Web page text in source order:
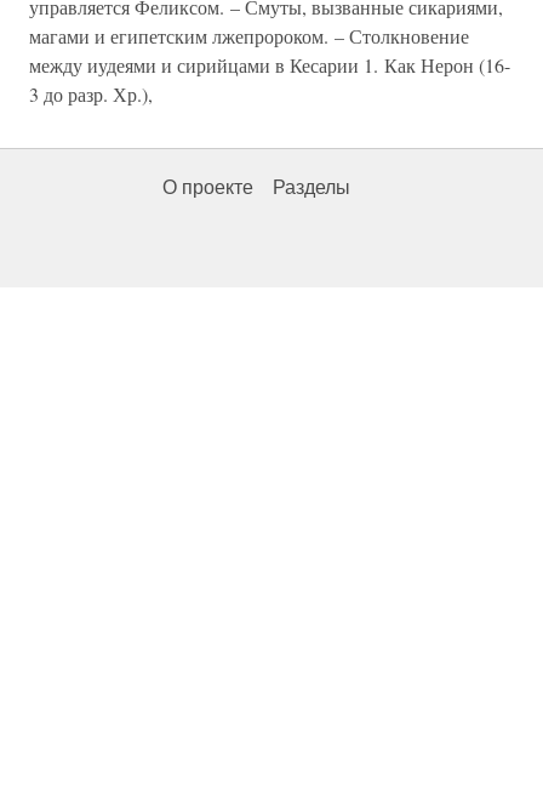
управляется Феликсом. – Смуты, вызванные сикариями,
магами и египетским лжепророком. – Столкновение
между иудеями и сирийцами в Кесарии 1. Как Нерон (16-
3 до разр. Хр.),
О проекте Разделы